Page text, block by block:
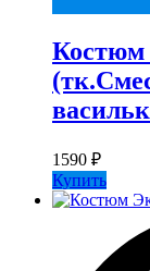
Костюм
1590 ₽
Купить